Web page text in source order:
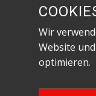
Wir
Website
optimieren.